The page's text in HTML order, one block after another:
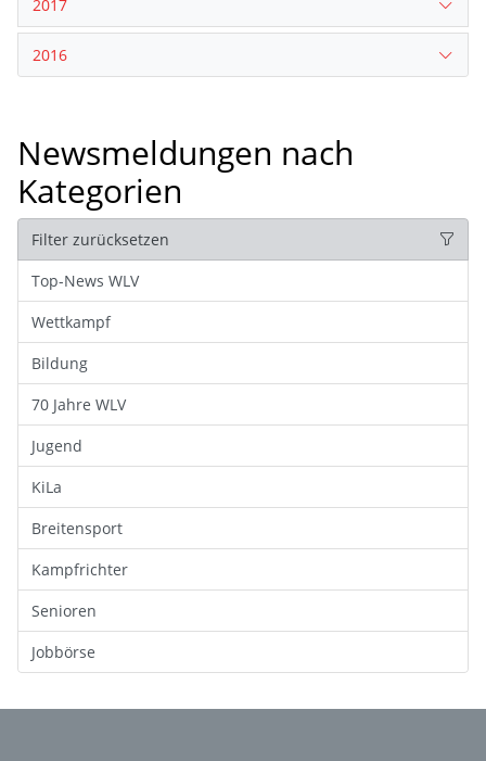
2017
2016
Newsmeldungen nach
Kategorien
Filter zurücksetzen
Top-News WLV
Wettkampf
Bildung
70 Jahre WLV
Jugend
KiLa
Breitensport
Kampfrichter
Senioren
Jobbörse